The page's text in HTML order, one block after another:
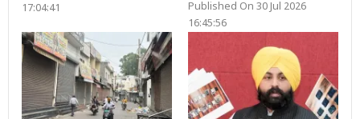
17:04:41
Published On 30 Jul 2026
16:45:56